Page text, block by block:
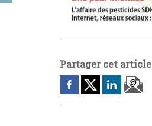
Partager cet article